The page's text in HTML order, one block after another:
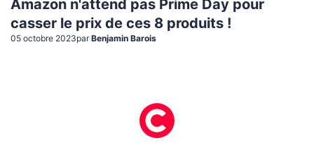
Amazon n'attend pas Prime Day pour
casser le prix de ces 8 produits !
05 octobre 2023par Benjamin Barois